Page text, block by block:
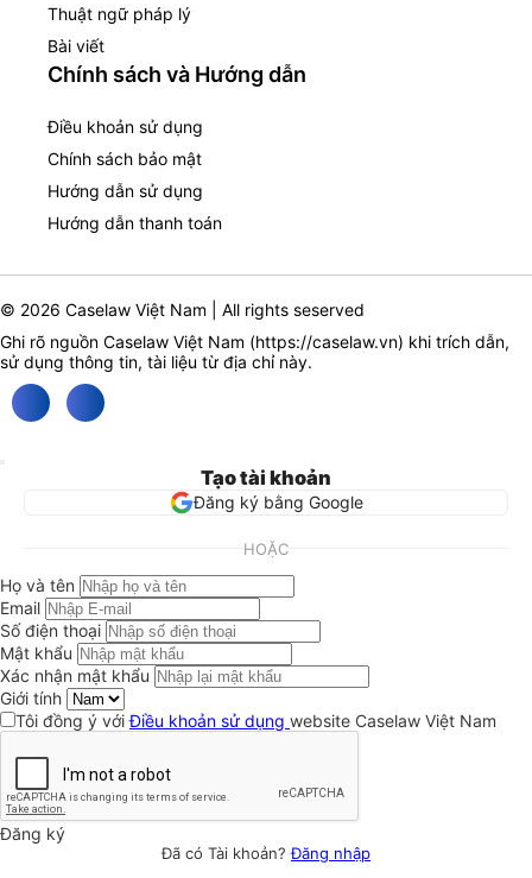
Thuật ngữ pháp lý
Bài viết
Chính sách và Hướng dẫn
Điều khoản sử dụng
Chính sách bảo mật
Hướng dẫn sử dụng
Hướng dẫn thanh toán
© 2026 Caselaw Việt Nam | All rights seserved
Ghi rõ nguồn Caselaw Việt Nam (https://caselaw.vn) khi trích dẫn,
sử dụng thông tin, tài liệu từ địa chỉ này.
Tạo tài khoản
Đăng ký bằng Google
HOẶC
Họ và tên
Email
Số điện thoại
Mật khẩu
Xác nhận mật khẩu
Giới tính
Tôi đồng ý vớiĐiều khoản sử dụng website Caselaw Việt Nam
Đăng ký
Đã có Tài khoản?Đăng nhập